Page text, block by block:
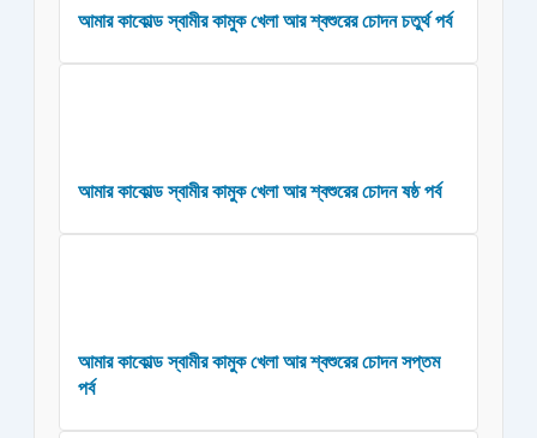
আমার কাকোল্ড স্বামীর কামুক খেলা আর শ্বশুরের চোদন চতুর্থ পর্ব
আমার কাকোল্ড স্বামীর কামুক খেলা আর শ্বশুরের চোদন ষষ্ঠ পর্ব
আমার কাকোল্ড স্বামীর কামুক খেলা আর শ্বশুরের চোদন সপ্তম
পর্ব